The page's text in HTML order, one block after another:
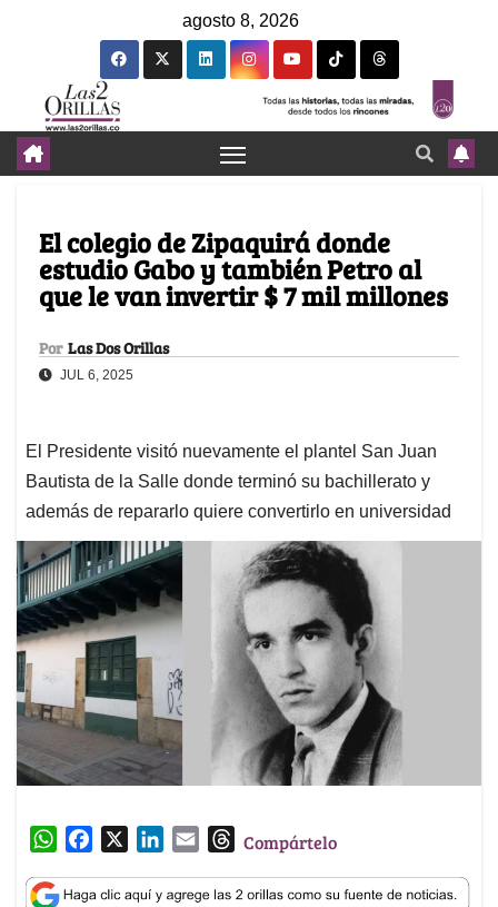
agosto 8, 2026
El colegio de Zipaquirá donde
estudio Gabo y también Petro al
que le van invertir $ 7 mil millones
Por Las Dos Orillas
JUL 6, 2025
El Presidente visitó nuevamente el plantel San Juan
Bautista de la Salle donde terminó su bachillerato y
además de repararlo quiere convertirlo en universidad
W
a
c
n
a
T
r
Compártelo